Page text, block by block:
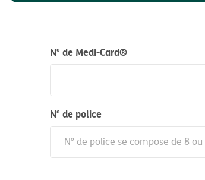
N° de Medi-Card®
N° de police